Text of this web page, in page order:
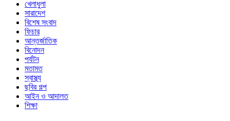
খেলাধুলা
সারাদেশ
বিশেষ সংবাদ
ফিচার
আন্তর্জাতিক
বিনোদন
পর্যটন
মতামত
স্বাস্থ্য
ছবির গল্প
আইন ও আদালত
শিক্ষা